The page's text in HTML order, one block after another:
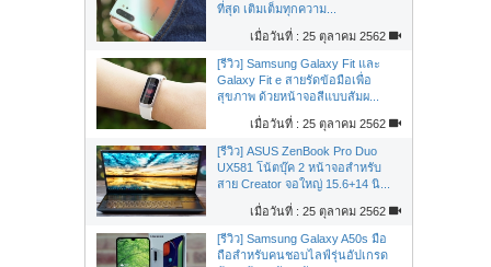
ที่สุด เติมเต็มทุกความ...
เมื่อวันที่ : 25 ตุลาคม 2562
[รีวิว] Samsung Galaxy Fit และ
Galaxy Fit e สายรัดข้อมือเพื่อ
สุขภาพ ด้วยหน้าจอสีแบบสัมผ...
เมื่อวันที่ : 25 ตุลาคม 2562
[รีวิว] ASUS ZenBook Pro Duo
UX581 โน้ตบุ๊ค 2 หน้าจอสำหรับ
สาย Creator จอใหญ่ 15.6+14 นิ...
เมื่อวันที่ : 25 ตุลาคม 2562
[รีวิว] Samsung Galaxy A50s มือ
ถือสำหรับคนชอบไลฟ์รุ่นอัปเกรด